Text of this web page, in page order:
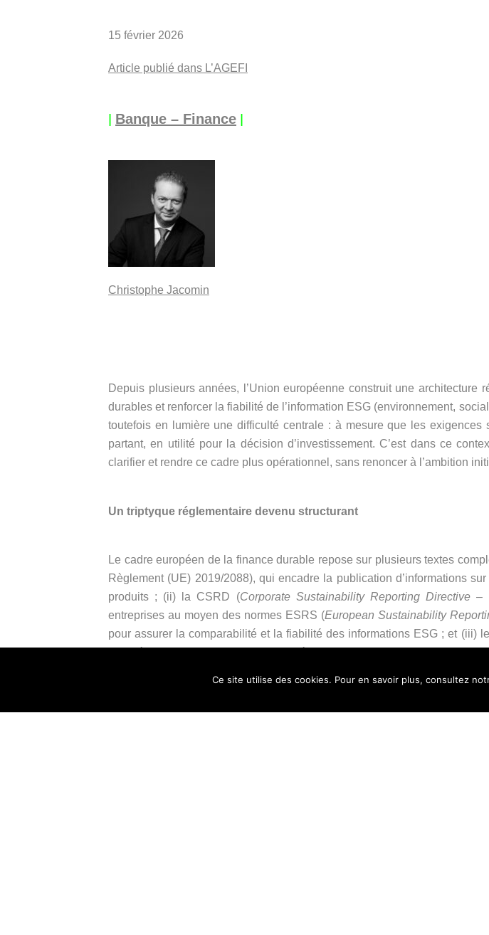
15 février 2026
Article publié dans L’AGEFI
| Banque – Finance |
Christophe Jacomin
Depuis plusieurs années, l’Union européenne construit une
durables et renforcer la fiabilité de l’information ESG (environnement,
toutefois en lumière une difficulté centrale : à mesure que les
partant, en utilité pour la décision d’investissement. C’est dans ce
clarifier et rendre ce cadre plus opérationnel, sans renoncer à l’ambition
Un triptyque réglementaire devenu structurant
Le cadre européen de la finance durable repose sur plusieurs textes
Règlement (UE) 2019/2088), qui encadre la publication d’informations
produits ; (ii) la CSRD (Corporate Sustainability Reporting Directive–
entreprises au moyen des normes ESRS (European Sustainability
pour assurer la comparabilité et la fiabilité des informations ESG ; et (iii)
Ce site utilise des cookies. Pour en savoir plus, consultez